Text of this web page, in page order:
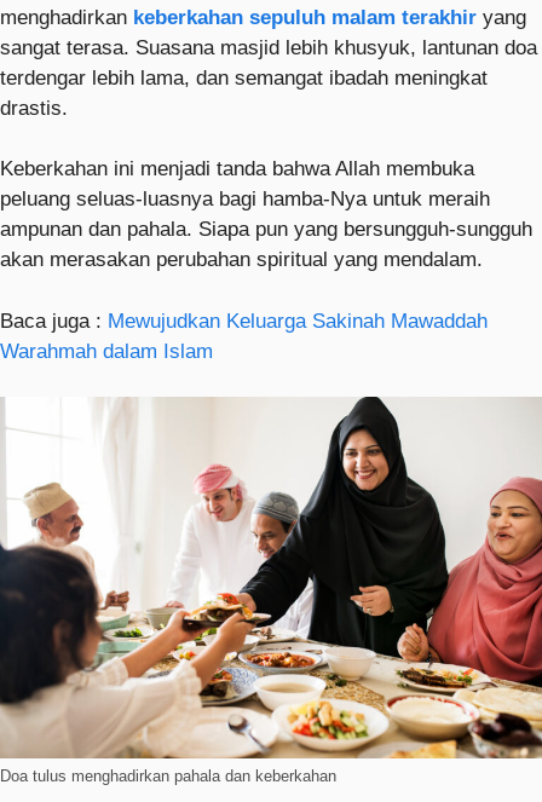
menghadirkan keberkahan sepuluh malam terakhir yang
sangat terasa. Suasana masjid lebih khusyuk, lantunan doa
terdengar lebih lama, dan semangat ibadah meningkat
drastis.
Keberkahan ini menjadi tanda bahwa Allah membuka
peluang seluas-luasnya bagi hamba-Nya untuk meraih
ampunan dan pahala. Siapa pun yang bersungguh-sungguh
akan merasakan perubahan spiritual yang mendalam.
Baca juga : Mewujudkan Keluarga Sakinah Mawaddah
Warahmah dalam Islam
Doa tulus menghadirkan pahala dan keberkahan